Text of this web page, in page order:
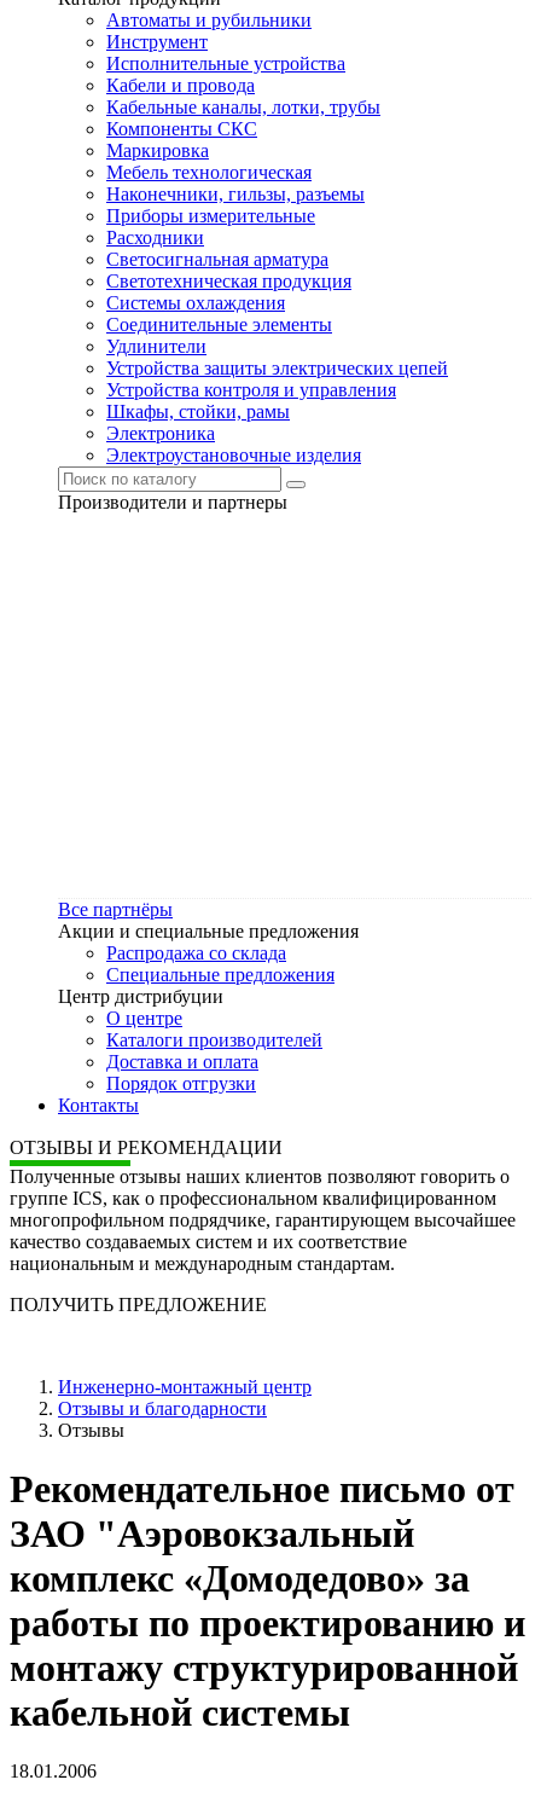
Автоматы и рубильники
Инструмент
Исполнительные устройства
Кабели и провода
Кабельные каналы, лотки, трубы
Компоненты СКС
Маркировка
Мебель технологическая
Наконечники, гильзы, разъемы
Приборы измерительные
Расходники
Светосигнальная арматура
Светотехническая продукция
Системы охлаждения
Соединительные элементы
Удлинители
Устройства защиты электрических цепей
Устройства контроля и управления
Шкафы, стойки, рамы
Электроника
Электроустановочные изделия
Производители и партнеры
Все партнёры
Акции и специальные предложения
Распродажа со склада
Специальные предложения
Центр дистрибуции
О центре
Каталоги производителей
Доставка и оплата
Порядок отгрузки
Контакты
ОТЗЫВЫ И РЕКОМЕНДАЦИИ
Полученные отзывы наших клиентов позволяют говорить о
группе ICS, как о профессиональном квалифицированном
многопрофильном подрядчике, гарантирующем высочайшее
качество создаваемых систем и их соответствие
национальным и международным стандартам.
ПОЛУЧИТЬ ПРЕДЛОЖЕНИЕ
Инженерно-монтажный центр
Отзывы и благодарности
Отзывы
Рекомендательное письмо от
ЗАО "Аэровокзальный
комплекс «Домодедово» за
работы по проектированию и
монтажу структурированной
кабельной системы
18.01.2006